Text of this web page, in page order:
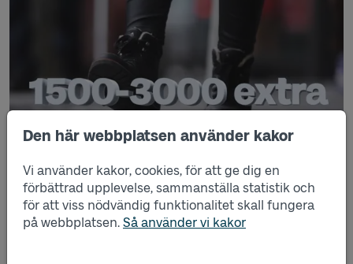
Den här webbplatsen använder kakor
Vi använder kakor, cookies, för att ge dig en
förbättrad upplevelse, sammanställa statistik och
för att viss nödvändig funktionalitet skall fungera
på webbplatsen. Så använder vi kakor